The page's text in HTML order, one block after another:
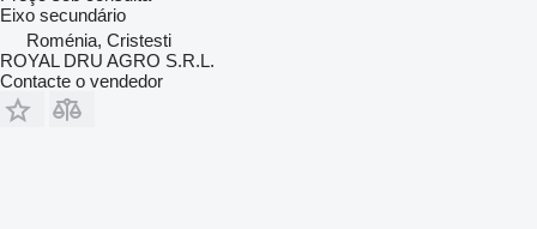
Eixo secundário
Roménia, Cristesti
ROYAL DRU AGRO S.R.L.
Contacte o vendedor